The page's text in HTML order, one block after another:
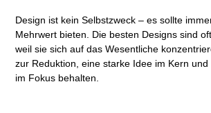
Design ist kein Selbstzweck – es sollte
Mehrwert bieten. Die besten Designs sind
weil sie sich auf das Wesentliche
zur Reduktion, eine starke Idee im Kern
im Fokus behalten.​​​​​​​